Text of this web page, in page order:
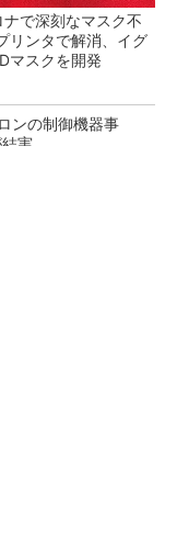
ナで深刻なマスク不
リンタで解消、イグ
マスクを開発
ンの制御機器事
実